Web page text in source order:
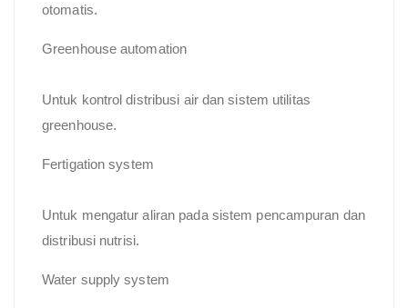
otomatis.
Greenhouse automation
Untuk kontrol distribusi air dan sistem utilitas
greenhouse.
Fertigation system
Untuk mengatur aliran pada sistem pencampuran dan
distribusi nutrisi.
Water supply system